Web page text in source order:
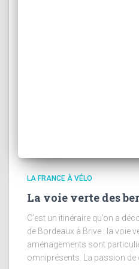
LA FRANCE À VÉLO
La voie verte des
C’est un itinéraire qu’on a
de Bordeaux à Brive : la voie
aménagements sont
omniprésents. La passion de